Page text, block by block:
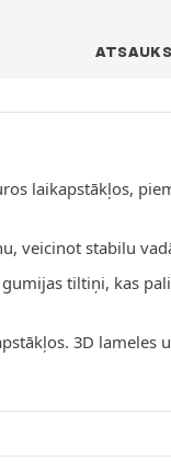
laikapstākļos,
veicinot stabilu
tiltiņi, kas
3D lameles